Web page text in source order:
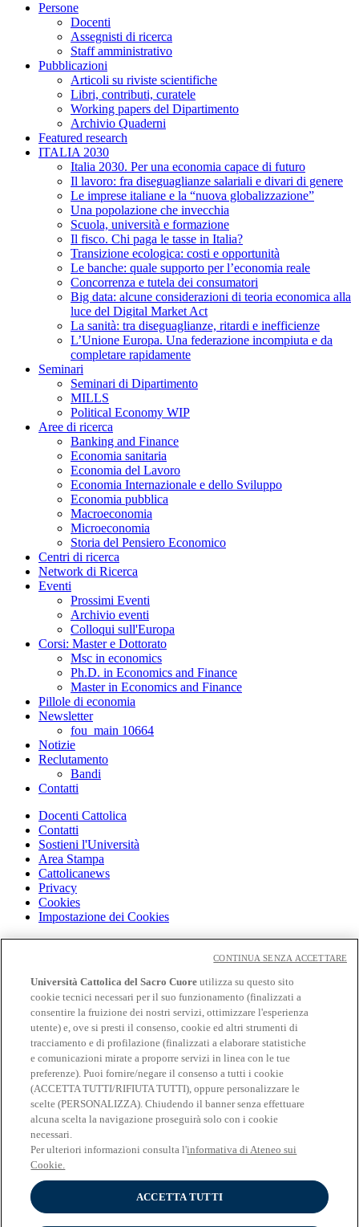
Persone
Docenti
Assegnisti di ricerca
Staff amministrativo
Pubblicazioni
Articoli su riviste scientifiche
Libri, contributi, curatele
Working papers del Dipartimento
Archivio Quaderni
Featured research
ITALIA 2030
Italia 2030. Per una economia capace di futuro
Il lavoro: fra diseguaglianze salariali e divari di genere
Le imprese italiane e la “nuova globalizzazione”
Una popolazione che invecchia
Scuola, università e formazione
Il fisco. Chi paga le tasse in Italia?
Transizione ecologica: costi e opportunità
Le banche: quale supporto per l’economia reale
Concorrenza e tutela dei consumatori
Big data: alcune considerazioni di teoria economica alla
luce del Digital Market Act
La sanità: tra diseguaglianze, ritardi e inefficienze
L’Unione Europa. Una federazione incompiuta e da
completare rapidamente
Seminari
Seminari di Dipartimento
MILLS
Political Economy WIP
Aree di ricerca
Banking and Finance
Economia sanitaria
Economia del Lavoro
Economia Internazionale e dello Sviluppo
Economia pubblica
Macroeconomia
Microeconomia
Storia del Pensiero Economico
Centri di ricerca
Network di Ricerca
Eventi
Prossimi Eventi
Archivio eventi
Colloqui sull'Europa
Corsi: Master e Dottorato
Msc in economics
Ph.D. in Economics and Finance
Master in Economics and Finance
Pillole di economia
Newsletter
fou_main 10664
Notizie
Reclutamento
Bandi
Contatti
Docenti Cattolica
Contatti
Sostieni l'Università
Area Stampa
Cattolicanews
Privacy
Cookies
Impostazione dei Cookies
Cloudmail
OFF-CAMPUS
Intranet
Biblioteca
Librerie
Educatt
CV Online
Albo fornitori
Bandi e gare
Verifica Certificati
Seguici su
Università Cattolica del Sacro Cuore utilizza su questo sito
cookie tecnici necessari per il suo funzionamento (finalizzati a
consentire la fruizione dei nostri servizi, ottimizzare l'esperienza
utente) e, ove si presti il consenso, cookie ed altri strumenti di
tracciamento e di profilazione (finalizzati a elaborare statistiche
e comunicazioni mirate a proporre servizi in linea con le tue
preferenze). Puoi fornire/negare il consenso a tutti i cookie
(ACCETTA TUTTI/RIFIUTA TUTTI), oppure personalizzare le
scelte (PERSONALIZZA). Chiudendo il banner senza effettuare
alcuna scelta la navigazione proseguirà solo con i cookie
necessari.
Per ulteriori informazioni consulta l'informativa di Ateneo sui
Cookie.
ACCETTA TUTTI
CONTINUA SENZA ACCETTARE